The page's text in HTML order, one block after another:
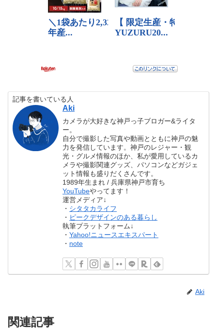
記事を書いている人
Aki
カメラが大好きな神戸っ子ブロガー&ライタ
ー。
自分で撮影した写真や動画とともに神戸の魅
力を発信しています。神戸のレジャー・観
光・グルメ情報のほか、私が愛用しているカ
メラや撮影関連グッズ、パソコンなどガジェ
ット情報も盛りだくさんです。
1989年生まれ / 兵庫県神戸市育ち
YouTubeやってます！
運営メディア↓
・ シタタカライフ
・ ピークデザインのある暮らし
執筆プラットフォーム↓
・Yahoo!ニュースエキスパート
・ note
Aki
関連記事